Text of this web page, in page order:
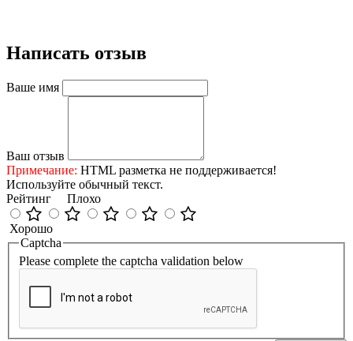
Написать отзыв
Ваше имя
Ваш отзыв
Примечание: HTML разметка не поддерживается!
Используйте обычный текст.
Рейтинг Плохо
Хорошо
Captcha
Please complete the captcha validation below